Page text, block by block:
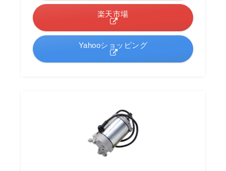
楽天市場
Yahooショッピング